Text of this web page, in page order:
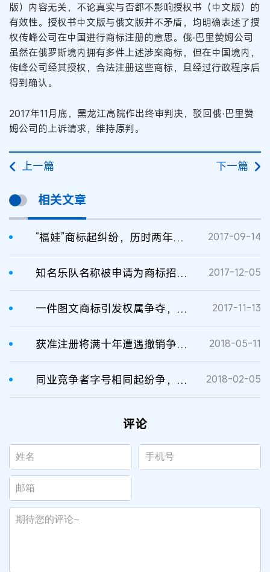
版）内容无关，不论真实与否都不影响授权书（中文版）的
有效性。授权书中文版与俄文版并不矛盾，均明确表述了授
权传峰公司在中国进行商标注册的意思。俄·巴里赞姆公司
虽然在俄罗斯境内拥有多件上述涉案商标，但在中国境内，
传峰公司经其授权，合法注册这些商标，且经过行政程序后
得到确认。
2017年11月底，黑龙江高院作出终审判决，驳回俄·巴里赞
姆公司的上诉请求，维持原判。
上一篇 下一篇
相关文章
“福娃”商标起纠纷，历时两年见分晓 2017-09-14
知名乐队名称被申请为商标招致纠纷，历时6年见分晓 2017-12-05
一件图文商标引发权属争夺，历时8年终见分晓 2017-11-13
获准注册将满十年遭遇撤销争议，历时5年见分晓 2018-05-11
同业竞争者字号相同起纷争，历时两年见分晓 2018-02-05
评论